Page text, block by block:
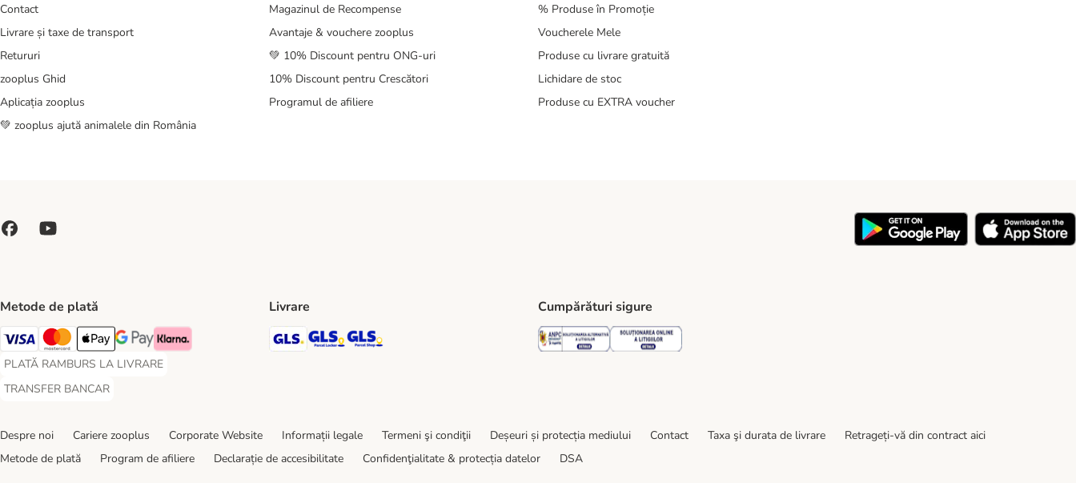
Contact
Livrare și taxe de transport
Retururi
zooplus Ghid
Aplicația zooplus
💚 zooplus ajută animalele din România
Magazinul de Recompense
Avantaje & vouchere zooplus
💚 10% Discount pentru ONG-uri
10% Discount pentru Crescători
Programul de afiliere
% Produse în Promoție
Voucherele Mele
Produse cu livrare gratuită
Lichidare de stoc
Produse cu EXTRA voucher
Metode de plată
Visa Payment Method
Master Card Payment Method
Apple Pay Payment Method
Google Pay Payment Method
Klarna Payment Method
PLATĂ RAMBURS LA LIVRARE
PLATĂ RAMBURS LA LIVRARE Payment Method
TRANSFER BANCAR
TRANSFER BANCAR Payment Method
Livrare
GLS Shipping Method
GLS Locker Shipping Method
GLS Parcel Shop Shipping Method
Cumpărături sigure
Security Security
Despre noi Cariere zooplus Corporate Website Informații legale Termeni şi condiţii Deșeuri și protecția mediului Contact Taxa şi durata de livrare
Retrageți-vă din contract aici
Metode de plată
Program de afiliere Declarație de accesibilitate Confidenţialitate & protecția datelor DSA